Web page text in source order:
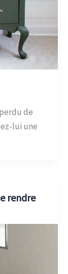
de
lui une
rendre